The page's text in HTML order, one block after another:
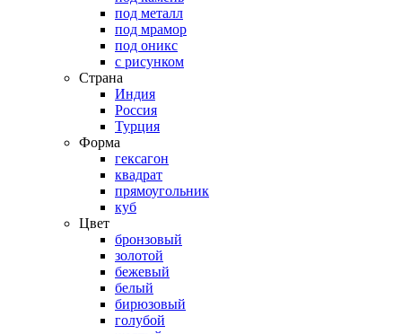
под металл
под мрамор
под оникс
с рисунком
Страна
Индия
Россия
Турция
Форма
гексагон
квадрат
прямоугольник
куб
Цвет
бронзовый
золотой
бежевый
белый
бирюзовый
голубой